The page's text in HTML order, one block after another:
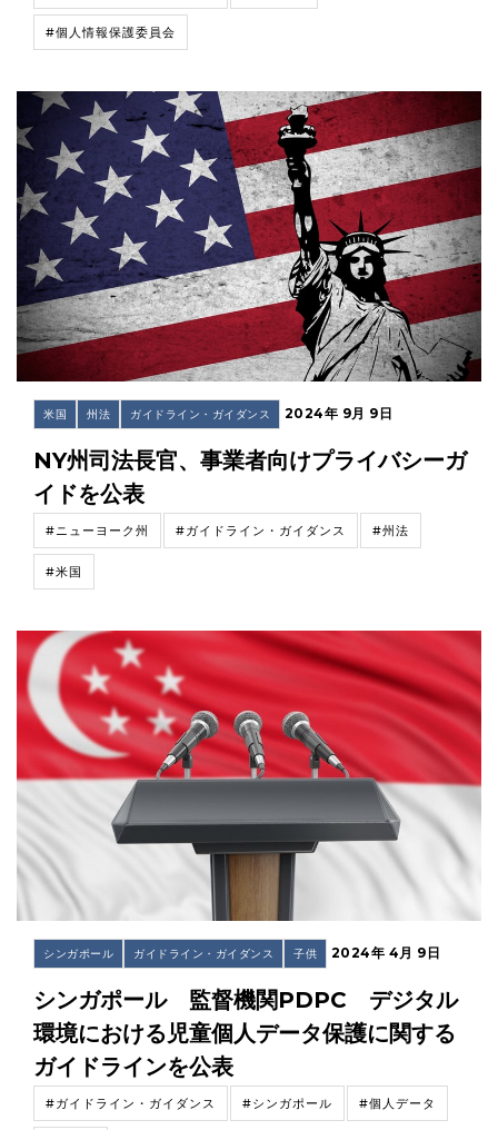
#個人情報保護委員会
米国 州法 ガイドライン・ガイダンス 2024年 9月 9日
NY州司法長官、事業者向けプライバシーガ
イドを公表
#ニューヨーク州 #ガイドライン・ガイダンス #州法
#米国
シンガポール ガイドライン・ガイダンス 子供 2024年 4月 9日
シンガポール 監督機関PDPC デジタル
環境における児童個人データ保護に関する
ガイドラインを公表
#ガイドライン・ガイダンス #シンガポール #個人データ